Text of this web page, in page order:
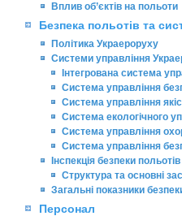
Вплив об’єктів на польоти
Безпека польотів та
Політика Украероруху
Системи управління
Інтегрована система
Система управління
Система управління
Система екологічного
Система управління
Система управління
Інспекція безпеки
Структура та основні
Загальні показники
Персонал